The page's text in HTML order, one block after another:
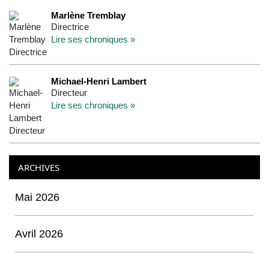
Marlène Tremblay
Directrice
Lire ses chroniques »
Michael-Henri Lambert
Directeur
Lire ses chroniques »
ARCHIVES
Mai 2026
Avril 2026